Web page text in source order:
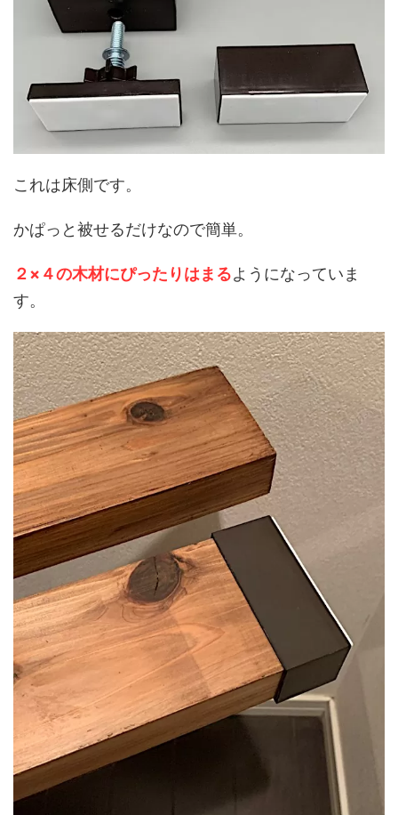
これは床側です。
かぱっと被せるだけなので簡単。
２×４の木材にぴったりはまるようになっていま
す。